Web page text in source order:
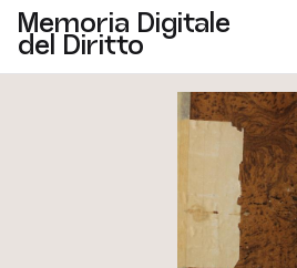
Memoria Digitale
del Diritto